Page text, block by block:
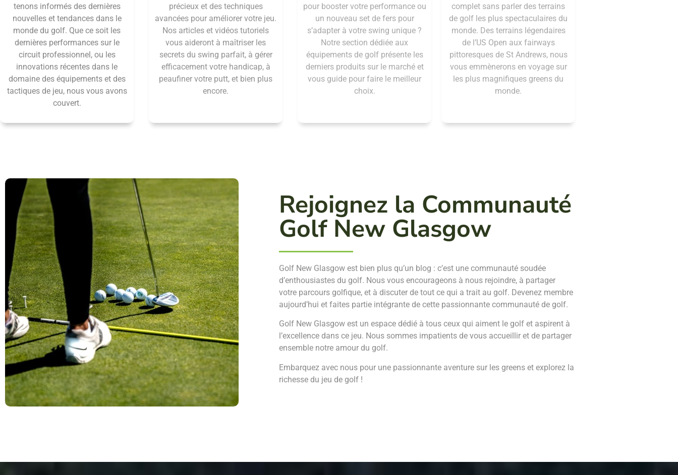
tenons informés des dernières
nouvelles et tendances dans le
monde du golf. Que ce soit les
dernières performances sur le
circuit professionnel, ou les
innovations récentes dans le
domaine des équipements et des
tactiques de jeu, nous vous avons
couvert.
précieux et des techniques
avancées pour améliorer votre jeu.
Nos articles et vidéos tutoriels
vous aideront à maîtriser les
secrets du swing parfait, à gérer
efficacement votre handicap, à
peaufiner votre putt, et bien plus
encore.
pour booster votre performance ou
un nouveau set de fers pour
s’adapter à votre swing unique ?
Notre section dédiée aux
équipements de golf présente les
derniers produits sur le marché et
vous guide pour faire le meilleur
choix.
complet sans parler des terrains
de golf les plus spectaculaires du
monde. Des terrains légendaires
de l’US Open aux fairways
pittoresques de St Andrews, nous
vous emmènerons en voyage sur
les plus magnifiques greens du
monde.
Rejoignez la Communauté
Golf New Glasgow
Golf New Glasgow est bien plus qu’un blog : c’est une communauté soudée
d’enthousiastes du golf. Nous vous encourageons à nous rejoindre, à partager
votre parcours golfique, et à discuter de tout ce qui a trait au golf. Devenez membre
aujourd’hui et faites partie intégrante de cette passionnante communauté de golf.
Golf New Glasgow est un espace dédié à tous ceux qui aiment le golf et aspirent à
l’excellence dans ce jeu. Nous sommes impatients de vous accueillir et de partager
ensemble notre amour du golf.
Embarquez avec nous pour une passionnante aventure sur les greens et explorez la
richesse du jeu de golf !